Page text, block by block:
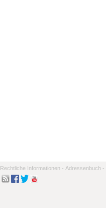
Rechtliche Informationen - Adressenbuch -